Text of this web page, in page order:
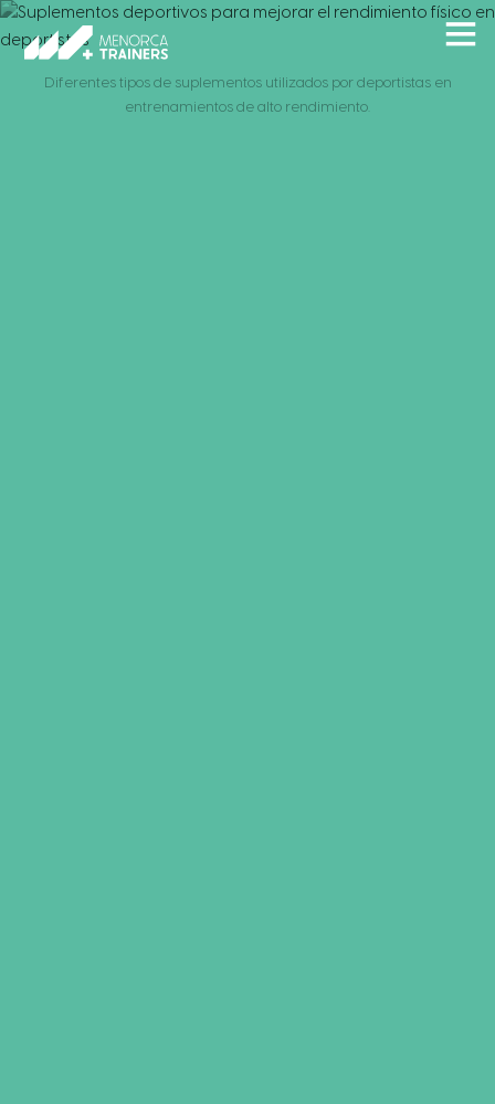
Diferentes tipos de suplementos utilizados por deportistas en
entrenamientos de alto rendimiento.